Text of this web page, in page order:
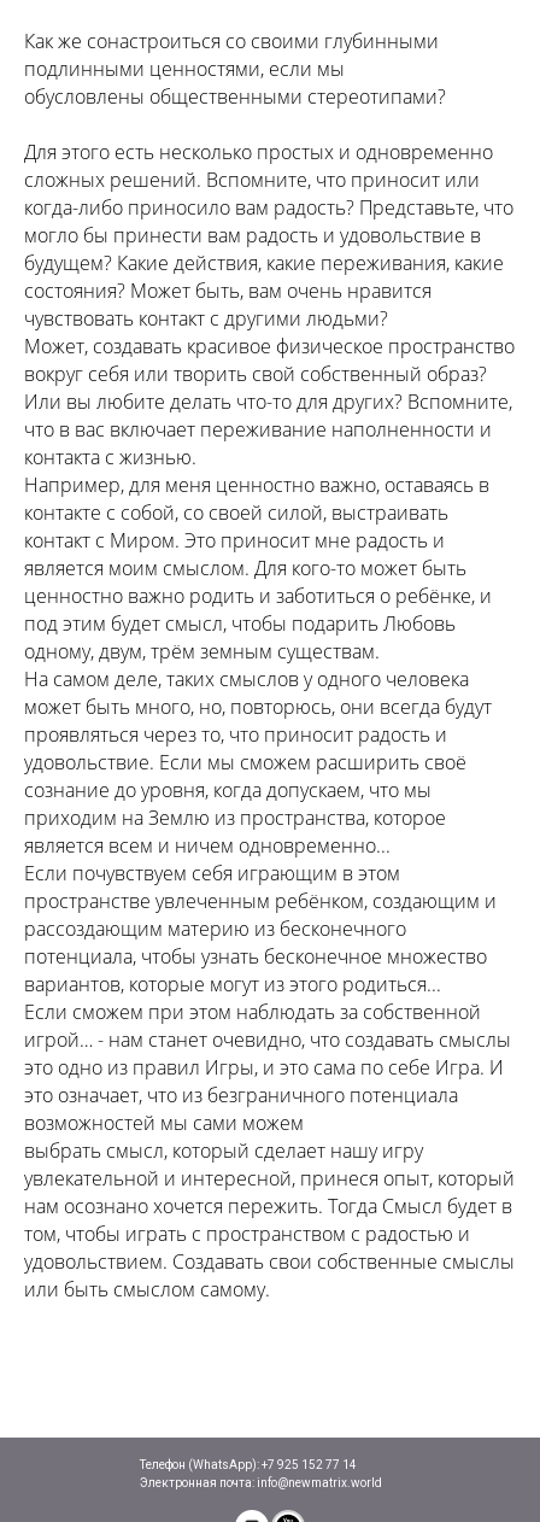
Как же сонастроиться со своими глубинными
подлинными ценностями, если мы
обусловлены общественными стереотипами?
Для этого есть несколько простых и одновременно
сложных решений. Вспомните, что приносит или
когда-либо приносило вам радость? Представьте, что
могло бы принести вам радость и удовольствие в
будущем? Какие действия, какие переживания, какие
состояния? Может быть, вам очень нравится
чувствовать контакт с другими людьми?
Может, создавать красивое физическое пространство
вокруг себя или творить свой собственный образ?
Или вы любите делать что-то для других? Вспомните,
что в вас включает переживание наполненности и
контакта с жизнью.
Например, для меня ценностно важно, оставаясь в
контакте с собой, со своей силой, выстраивать
контакт с Миром. Это приносит мне радость и
является моим смыслом. Для кого-то может быть
ценностно важно родить и заботиться о ребёнке, и
под этим будет смысл, чтобы подарить Любовь
одному, двум, трём земным существам.
На самом деле, таких смыслов у одного человека
может быть много, но, повторюсь, они всегда будут
проявляться через то, что приносит радость и
удовольствие. Если мы сможем расширить своё
сознание до уровня, когда допускаем, что мы
приходим на Землю из пространства, которое
является всем и ничем одновременно...
Если почувствуем себя играющим в этом
пространстве увлеченным ребёнком, создающим и
рассоздающим материю из бесконечного
потенциала, чтобы узнать бесконечное множество
вариантов, которые могут из этого родиться...
Если сможем при этом наблюдать за собственной
игрой… - нам станет очевидно, что создавать смыслы
это одно из правил Игры, и это сама по себе Игра. И
это означает, что из безграничного потенциала
возможностей мы сами можем
выбрать смысл, который сделает нашу игру
увлекательной и интересной, принеся опыт, который
нам осознано хочется пережить. Тогда Смысл будет в
том, чтобы играть с пространством с радостью и
удовольствием. Создавать свои собственные смыслы
или быть смыслом самому.
Телефон (WhatsApp): +7 925 152 77 14
Электронная почта: info@newmatrix.world